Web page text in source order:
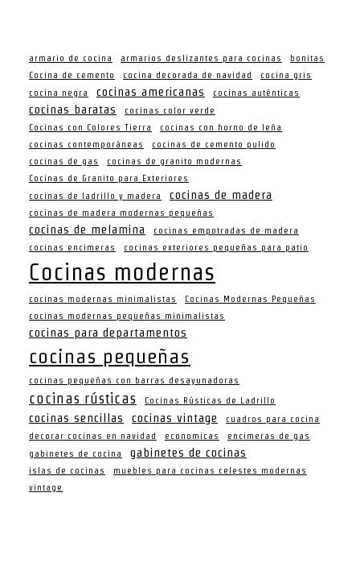
armario de cocina armarios deslizantes para cocinas
bonitas
Cocina de cemento
cocina decorada de navidad
cocina gris
cocina negra
cocinas americanas cocinas auténticas
cocinas baratas
cocinas color verde
Cocinas con Colores Tierra
cocinas con horno de leña
cocinas contemporáneas
cocinas de cemento pulido
cocinas de gas
cocinas de granito modernas
Cocinas de Granito para Exteriores
cocinas de ladrillo y madera
cocinas de madera
cocinas de madera modernas pequeñas
cocinas de melamina
cocinas empotradas de madera
cocinas encimeras
cocinas exteriores pequeñas para patio
Cocinas modernas
cocinas modernas minimalistas
Cocinas Modernas Pequeñas
cocinas modernas pequeñas minimalistas
cocinas para departamentos
cocinas pequeñas
cocinas pequeñas con barras desayunadoras
cocinas rústicas Cocinas Rústicas de Ladrillo
cocinas sencillas cocinas vintage
cuadros para cocina
decorar cocinas en navidad
economicas
encimeras de gas
gabinetes de cocina
gabinetes de cocinas
islas de cocinas
muebles para cocinas celestes modernas
vintage